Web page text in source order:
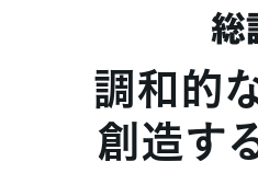
総
調和的
創造す